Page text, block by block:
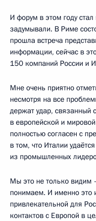
И форум в этом году
задумывали. В Риме
прошла встреча
информации, сейчас в
150 компаний России и
Мне очень приятно
несмотря на все
держат удар, связанный
в европейской и
полностью согласен с
в том, что Италии
из промышленных
Мы это не только видим
понимаем. И именно это
привлекательной для
контактов с Европой в